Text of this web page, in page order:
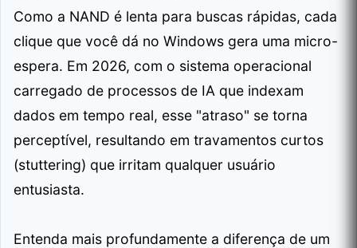
Como a NAND é lenta para buscas rápidas, cada
clique que você dá no Windows gera uma micro-
espera. Em 2026, com o sistema operacional
carregado de processos de IA que indexam
dados em tempo real, esse "atraso" se torna
perceptível, resultando em travamentos curtos
(stuttering) que irritam qualquer usuário
entusiasta.
Entenda mais profundamente a diferença de um